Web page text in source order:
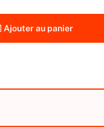
Ajouter au panier